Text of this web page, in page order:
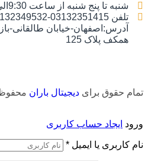
شنبه تا پنج شنبه از ساعت 9:30الی21:30
تلفن 03132351415-03132349532
آدرس:اصفهان-خیابان طالقانی-
همکف پلاک 125
تمام حقوق برای دیجیتال باران محفوظ
ورود ایجاد حساب کاربری
نام کاربری یا ایمیل *